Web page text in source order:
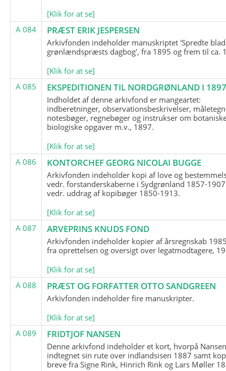
[Klik for at se]
A 084
PRÆST ERIK JESPERSEN
Arkivfonden indeholder manuskriptet 'Spredte
grønlændspræsts dagbog', fra 1895 og frem til ca.
[Klik for at se]
A 085
EKSPEDITIONEN TIL NORDGRØNLAND I
Indholdet af denne arkivfond er mangeartet:
indberetninger, observationsbeskrivelser,
notesbøger, regnebøger og instrukser om
biologiske opgaver m.v., 1897.
[Klik for at se]
A 086
KONTORCHEF GEORG NICOLAI BUGGE
Arkivfonden indeholder kopi af love og
vedr. forstanderskaberne i Sydgrønland 1857-
vedr. uddrag af kopibøger 1850-1913.
[Klik for at se]
A 087
ARVEPRINS KNUDS FOND
Arkivfonden indeholder kopier af årsregnskab
fra oprettelsen og oversigt over legatmodtagere,
[Klik for at se]
A 088
PRÆST OG FORFATTER OTTO SANDGREEN
Arkivfonden indeholder fire manuskripter.
[Klik for at se]
A 089
FRIDTJOF NANSEN
Denne arkivfond indeholder et kort, hvorpå
indtegnet sin rute over indlandsisen 1887 samt
breve fra Signe Rink, Hinrich Rink og Lars Møller